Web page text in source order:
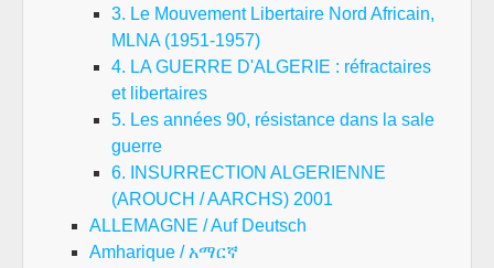
3. Le Mouvement Libertaire Nord Africain,
MLNA (1951-1957)
4. LA GUERRE D'ALGERIE : réfractaires
et libertaires
5. Les années 90, résistance dans la sale
guerre
6. INSURRECTION ALGERIENNE
(AROUCH / AARCHS) 2001
ALLEMAGNE / Auf Deutsch
Amharique / አማርኛ